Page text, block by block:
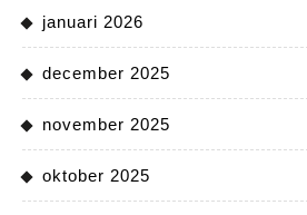
januari 2026
december 2025
november 2025
oktober 2025